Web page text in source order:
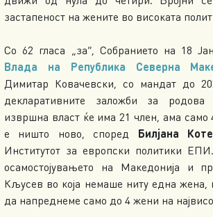
застапеност на жените во високата
Со 62 гласа „за“, Собранието на 18
Влада на Република Северна
Димитар Ковачевски, со мандат до
декларативните заложби за родова
извршна власт ќе има 21 член, ама
е ништо ново, според Билјана
Институтот за европски политики
осамостојувањето на Македонија и
Кљусев во која немаше ниту една жена,
да напреднеме само до 4 жени на